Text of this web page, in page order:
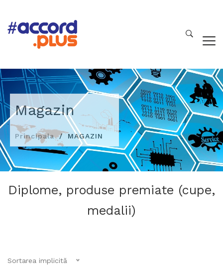
Magazin
Principala MAGAZIN
Diplome, produse premiate (cupe,
medalii)
Sortarea implicită